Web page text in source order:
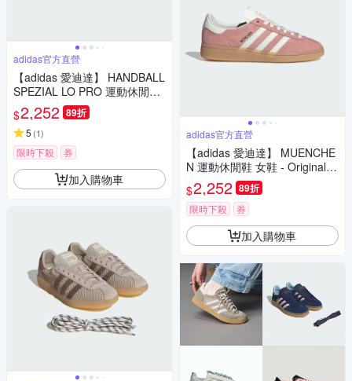
adidas官方直營
【adidas 愛迪達】 HANDBALL
SPEZIAL LO PRO 運動休閒鞋
薄底鞋 滑板 德訓鞋 復古 女鞋 -
Originals KI3519
$2,252 89折
5 (1)
限時下殺 券
加入購物車
adidas官方直營
【adidas 愛迪達】 MUENCHE
N 運動休閒鞋 女鞋 - Originals
JS3992
$2,252 89折
限時下殺 券
加入購物車